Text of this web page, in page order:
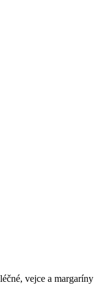
vejce a margaríny